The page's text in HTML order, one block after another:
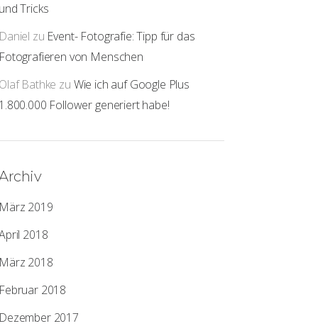
und Tricks
Daniel zu Event- Fotografie: Tipp für das
Fotografieren von Menschen
Olaf Bathke zu Wie ich auf Google Plus
1.800.000 Follower generiert habe!
März 2019
2018
März 2018
Februar 2018
Dezember 2017